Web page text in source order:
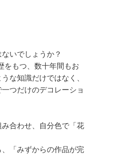
いでしょうか？
をもつ、数十年間もお
な知識だけではなく、
つだけのデコレーショ
合わせ、自分色で「花
「みずからの作品が完